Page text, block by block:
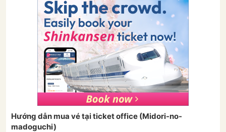
Hướng dẫn mua vé tại ticket office (Midori-no-
madoguchi)